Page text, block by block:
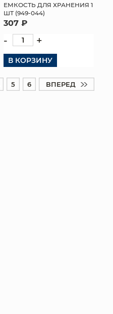
ЕМКОСТЬ ДЛЯ ХРАНЕНИЯ 1
ШТ (949-044)
307 ₽
- +
В КОРЗИНУ
5 6 ВПЕРЕД